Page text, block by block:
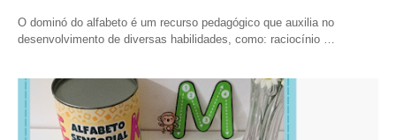
O dominó do alfabeto é um recurso pedagógico que auxilia no
desenvolvimento de diversas habilidades, como: raciocínio …